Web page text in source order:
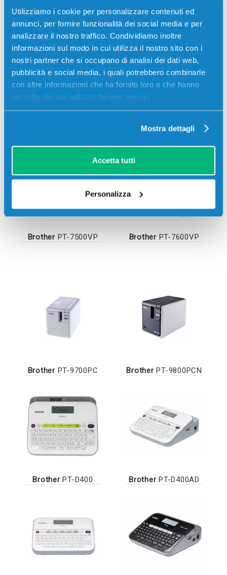
Utilizziamo i cookie per personalizzare contenuti ed
annunci, per fornire funzionalità dei social media e per
analizzare il nostro traffico. Condividiamo inoltre
informazioni sul modo in cui utilizza il nostro sito con i
nostri partner che si occupano di analisi dei dati web,
pubblicità e social media, i quali potrebbero combinarle
con altre informazioni che ha fornito loro o che hanno
raccolto dal suo utilizzo dei loro servizi.
Mostra dettagli
Accetta tutti
Personalizza
Brother PT-2480 Brother PT-2700
BrotherPT-3600
BrotherPT-7500VP BrotherPT-7600VP
BrotherPT-9700PC BrotherPT-9800PCN
BrotherPT-D400 BrotherPT-D400AD